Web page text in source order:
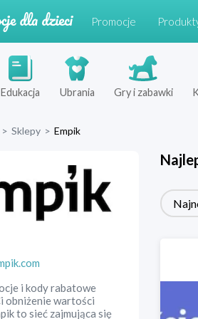
Promocje
Edukacja Ubrania Gry i zabawki
> Sklepy > Empik
i kody rabatowe
obniżenie wartości
to sieć zajmująca się